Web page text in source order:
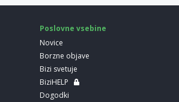
Poslovne vsebine
Novice
Borzne objave
Bizi svetuje
BiziHELP
Dogodki